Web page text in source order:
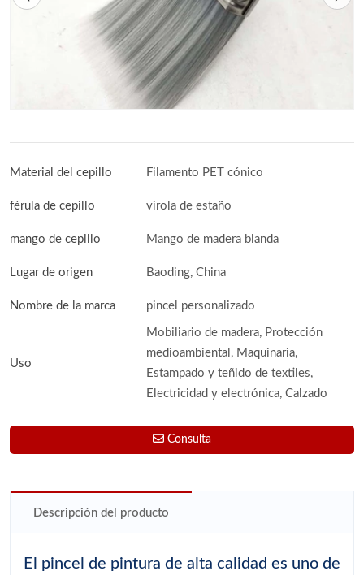
Material del cepillo Filamento PET cónico
férula de cepillo virola de estaño
mango de cepillo Mango de madera blanda
Lugar de origen Baoding, China
Nombre de la marca pincel personalizado
Uso
Mobiliario de madera, Protección
medioambiental, Maquinaria,
Estampado y teñido de textiles,
Electricidad y electrónica, Calzado
Consulta
Descripción del producto
El pincel de pintura de alta calidad es uno de